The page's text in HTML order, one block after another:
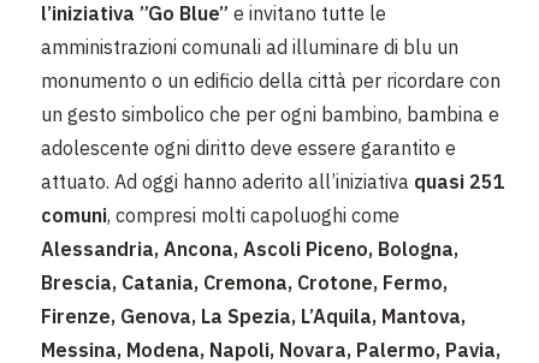
l’iniziativa ”Go Blue” e invitano tutte le
amministrazioni comunali ad illuminare di blu un
monumento o un edificio della città per ricordare con
un gesto simbolico che per ogni bambino, bambina e
adolescente ogni diritto deve essere garantito e
attuato. Ad oggi hanno aderito all’iniziativa quasi 251
comuni, compresi molti capoluoghi come
Alessandria, Ancona, Ascoli Piceno, Bologna,
Brescia, Catania, Cremona, Crotone, Fermo,
Firenze, Genova, La Spezia, L’Aquila, Mantova,
Messina, Modena, Napoli, Novara, Palermo, Pavia,